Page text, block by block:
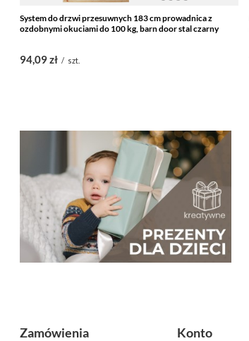
System do drzwi przesuwnych 183 cm prowadnica z
ozdobnymi okuciami do 100 kg, barn door stal czarny
94,09 zł / szt.
Zamówienia Konto